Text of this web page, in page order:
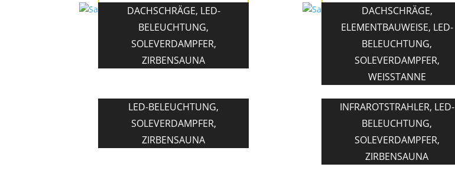
Saunakabine
Dachschräge
Zirbe massiv
DACHSCHRÄGE, LED-
BELEUCHTUNG,
SOLEVERDAMPFER,
ZIRBENSAUNA
Saunakabine in
Weißtanne
DACHSCHRÄGE,
ELEMENTBAUWEISE, LED-
BELEUCHTUNG,
SOLEVERDAMPFER,
WEISSTANNE
LED-BELEUCHTUNG,
SOLEVERDAMPFER,
ZIRBENSAUNA
INFRAROTSTRAHLER, LED-
BELEUCHTUNG,
SOLEVERDAMPFER,
ZIRBENSAUNA